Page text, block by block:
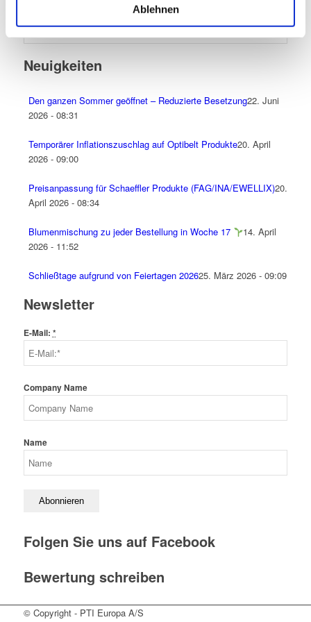
Ablehnen
Neuigkeiten
Den ganzen Sommer geöffnet – Reduzierte Besetzung22. Juni
2026 - 08:31
Temporärer Inflationszuschlag auf Optibelt Produkte20. April
2026 - 09:00
Preisanpassung für Schaeffler Produkte (FAG/INA/EWELLIX)20.
April 2026 - 08:34
Blumenmischung zu jeder Bestellung in Woche 17
14. April
2026 - 11:52
Schließtage aufgrund von Feiertagen 202625. März 2026 - 09:09
Newsletter
E-Mail: *
Company Name
Name
Folgen Sie uns auf Facebook
Bewertung schreiben
© Copyright - PTI Europa A/S